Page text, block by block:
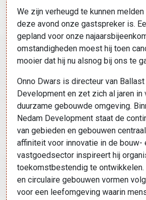
We zijn verheugd te kunnen
deze avond onze gastspreker is.
gepland voor onze
omstandigheden moest hij toen
mooier dat hij nu alsnog bij ons te
Onno Dwars is directeur van
Development en zet zich al jaren in
duurzame gebouwde omgeving.
Nedam Development staat de
van gebieden en gebouwen
affiniteit voor innovatie in de bouw-
vastgoedsector inspireert hij
toekomstbestendig te ontwikkelen.
en circulaire gebouwen vormen
voor een leefomgeving waarin